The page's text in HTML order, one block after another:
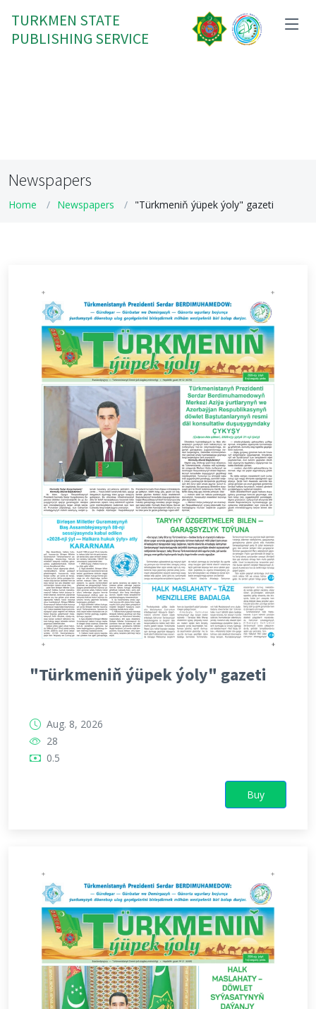
TURKMEN STATE
PUBLISHING SERVICE
Newspapers
Home Newspapers "Türkmeniň ýüpek ýoly" gazeti
"Türkmeniň ýüpek ýoly" gazeti
Aug. 8, 2026
28
0.5
Buy